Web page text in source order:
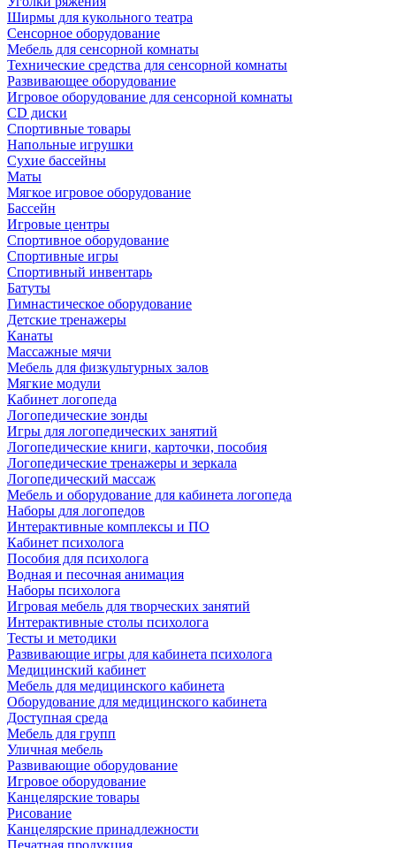
Ширмы для кукольного театра
Сенсорное оборудование
Мебель для сенсорной комнаты
Технические средства для сенсорной комнаты
Развивающее оборудование
Игровое оборудование для сенсорной комнаты
CD диски
Спортивные товары
Напольные игрушки
Сухие бассейны
Маты
Мягкое игровое оборудование
Бассейн
Игровые центры
Спортивное оборудование
Спортивные игры
Спортивный инвентарь
Батуты
Гимнастическое оборудование
Детские тренажеры
Канаты
Массажные мячи
Мебель для физкультурных залов
Мягкие модули
Кабинет логопеда
Логопедические зонды
Игры для логопедических занятий
Логопедические книги, карточки, пособия
Логопедические тренажеры и зеркала
Логопедический массаж
Мебель и оборудование для кабинета логопеда
Наборы для логопедов
Интерактивные комплексы и ПО
Кабинет психолога
Пособия для психолога
Водная и песочная анимация
Наборы психолога
Игровая мебель для творческих занятий
Интерактивные столы психолога
Тесты и методики
Развивающие игры для кабинета психолога
Медицинский кабинет
Мебель для медицинского кабинета
Оборудование для медицинского кабинета
Доступная среда
Мебель для групп
Уличная мебель
Развивающие оборудование
Игровое оборудование
Канцелярские товары
Рисование
Канцелярские принадлежности
Печатная продукция